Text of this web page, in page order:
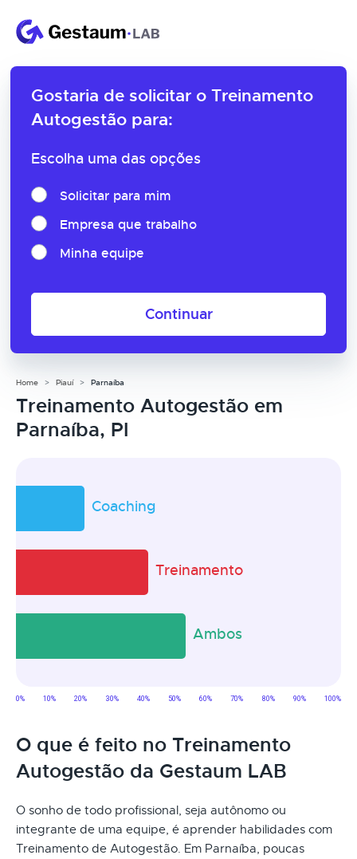
Gostaria de solicitar o Treinamento
Autogestão para:
Escolha uma das opções
Solicitar para mim
Empresa que trabalho
Minha equipe
Continuar
Home Piauí Parnaíba
Treinamento Autogestão em
Parnaíba, PI
O que é feito no Treinamento
Autogestão da Gestaum LAB
O sonho de todo profissional, seja autônomo ou
integrante de uma equipe, é aprender habilidades com
Treinamento de Autogestão. Em Parnaíba, poucas